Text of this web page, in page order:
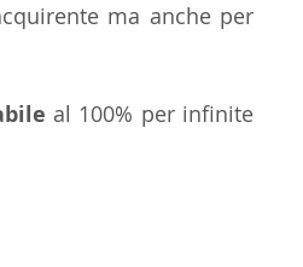
ma anche per
al 100% per infinite